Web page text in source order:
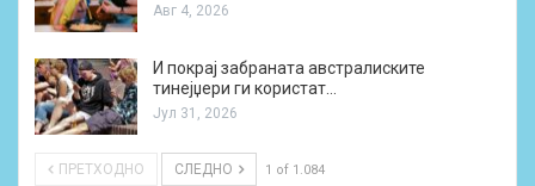
Авг 4, 2026
И покрај забраната австралиските
тинејџери ги користат…
Јул 31, 2026
ПРЕТХОДНО СЛЕДНО 1 of 1.084